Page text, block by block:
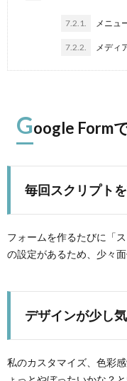
7.2.1. メニュ
7.2.2. メディ
Google Form
毎回スクリプト
フォームを作るたびに「
の設定があるため、少々
デザインが少し
私のカスタマイズ、色彩